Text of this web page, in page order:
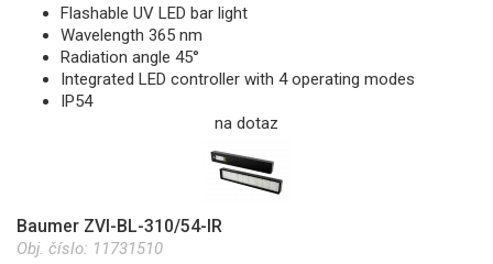
Flashable UV LED bar light
Wavelength 365 nm
Radiation angle 45°
Integrated LED controller with 4 operating modes
IP54
na dotaz
Baumer ZVI-BL-310/54-IR
Obj. číslo: 11731510